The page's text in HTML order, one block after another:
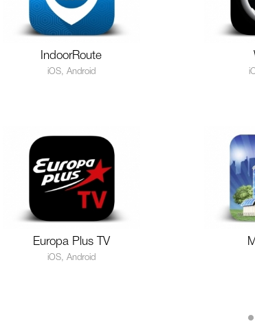
IndoorRoute
iOS, Android
Europa Plus TV
iOS, Android